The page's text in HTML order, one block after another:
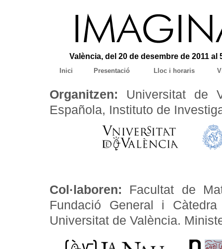
València, del 20 de desembre de 2011 al
Inici Presentació Lloc i horaris
Organitzen: Universitat de
Española, Instituto de
Col·laboren: Facultat de
Fundació General i
Universitat de València.